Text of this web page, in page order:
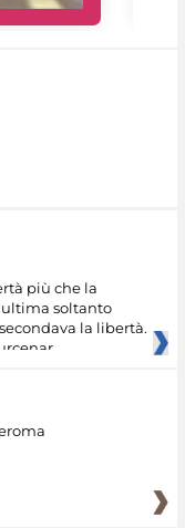
più che la
soltanto
la libertà.